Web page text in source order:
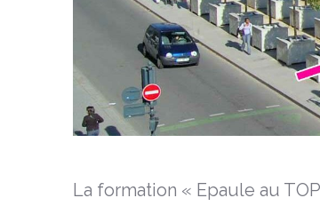
La formation « Epaule au